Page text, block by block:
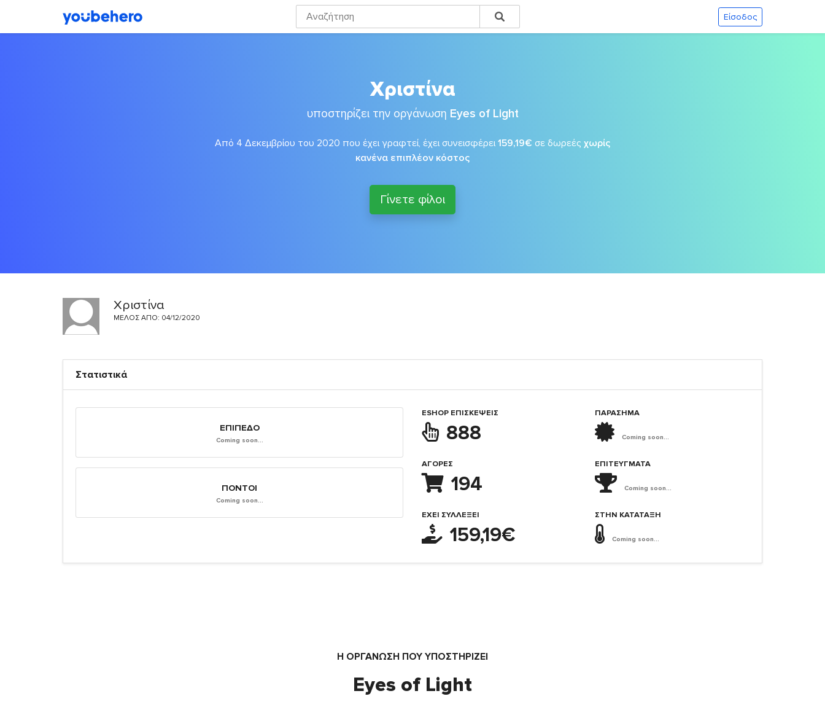
Είσοδος
Χριστίνα
υποστηρίζει την οργάνωση Eyes of Light
Από 4 Δεκεμβρίου του 2020 που έχει γραφτεί, έχει συνεισφέρει 159,19€ σε δωρεές χωρίς
κανένα επιπλέον κόστος
Γίνετε φίλοι
Χριστίνα
ΜΈΛΟΣ ΑΠΌ: 04/12/2020
Στατιστικά
ΕΠΊΠΕΔΟ
Coming soon...
ΠΌΝΤΟΙ
Coming soon...
ESHOP ΕΠΙΣΚΈΨΕΙΣ
888
ΑΓΟΡΈΣ
194
ΈΧΕΙ ΣΥΛΛΈΞΕΙ
159,19€
ΠΑΡΑΣΗΜΑ
Coming soon...
ΕΠΙΤΕΎΓΜΑΤΑ
Coming soon...
ΣΤΗΝ ΚΑΤΆΤΑΞΗ
Coming soon...
Η ΟΡΓΆΝΩΣΗ ΠΟΥ ΥΠΟΣΤΗΡΙΖΕΙ
Eyes of Light